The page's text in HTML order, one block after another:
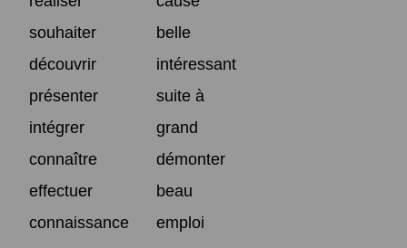
souhaiter
belle
découvrir
intéressant
présenter
suite à
intégrer
grand
connaître
démonter
effectuer
beau
connaissance
emploi